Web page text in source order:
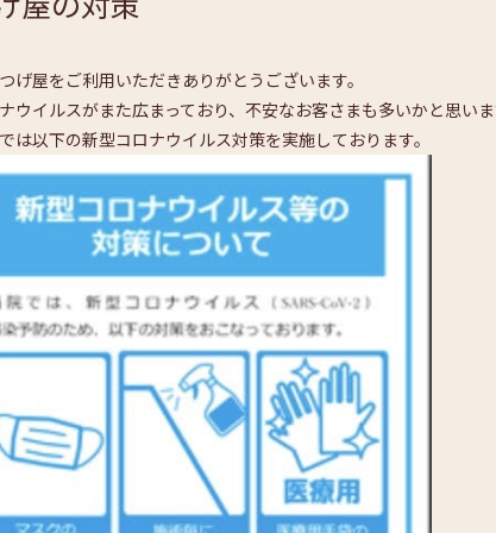
げ屋をご利用いただきありがとうございます。
ウイルスがまた広まっており、 不安なお客さまも多いかと思い
は以下の新型コロナウイルス対策を実施しております。